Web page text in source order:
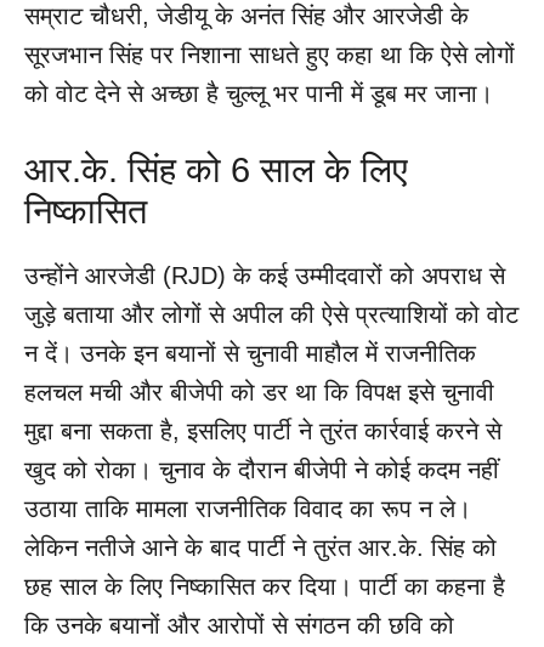
सम्राट चौधरी, जेडीयू के अनंत सिंह और आरजेडी के
सूरजभान सिंह पर निशाना साधते हुए कहा था कि ऐसे लोगों
को वोट देने से अच्छा है चुल्लू भर पानी में डूब मर जाना।
आर.के. सिंह को 6 साल के लिए
निष्कासित
उन्होंने आरजेडी (RJD) के कई उम्मीदवारों को अपराध से
जुड़े बताया और लोगों से अपील की ऐसे प्रत्याशियों को वोट
न दें। उनके इन बयानों से चुनावी माहौल में राजनीतिक
हलचल मची और बीजेपी को डर था कि विपक्ष इसे चुनावी
मुद्दा बना सकता है, इसलिए पार्टी ने तुरंत कार्रवाई करने से
खुद को रोका। चुनाव के दौरान बीजेपी ने कोई कदम नहीं
उठाया ताकि मामला राजनीतिक विवाद का रूप न ले।
लेकिन नतीजे आने के बाद पार्टी ने तुरंत आर.के. सिंह को
छह साल के लिए निष्कासित कर दिया। पार्टी का कहना है
कि उनके बयानों और आरोपों से संगठन की छवि को